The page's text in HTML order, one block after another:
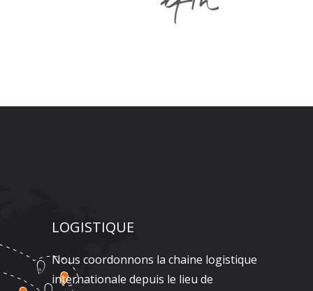
LOGISTIQUE
Nous coordonnons la chaine logistique
internationale depuis le lieu de